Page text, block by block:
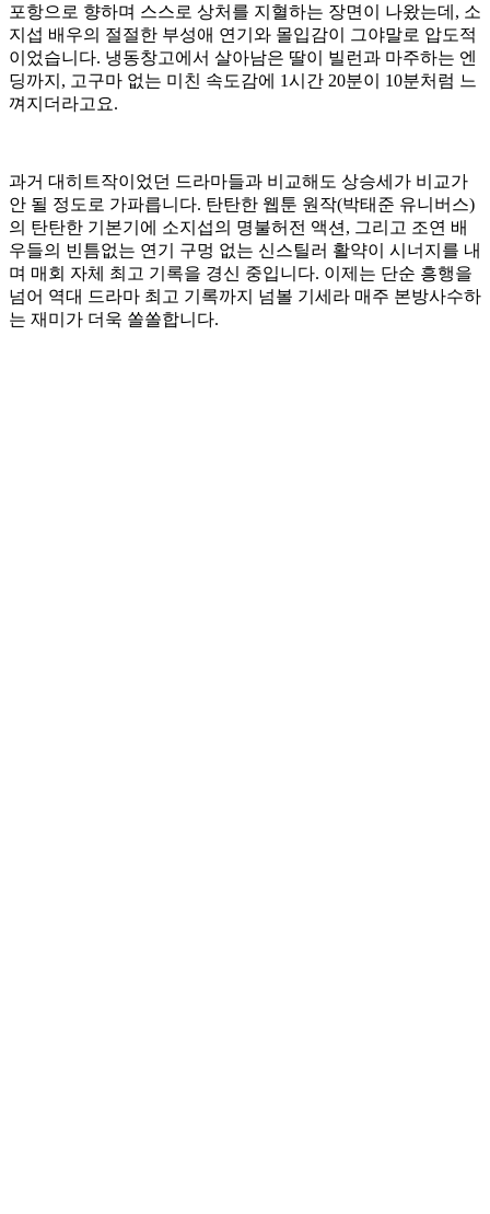
포항으로 향하며 스스로 상처를 지혈하는 장면이 나왔는데, 소
지섭 배우의 절절한 부성애 연기와 몰입감이 그야말로 압도적
이었습니다. 냉동창고에서 살아남은 딸이 빌런과 마주하는 엔
딩까지, 고구마 없는 미친 속도감에 1시간 20분이 10분처럼 느
껴지더라고요.
과거 대히트작이었던 드라마들과 비교해도 상승세가 비교가
안 될 정도로 가파릅니다. 탄탄한 웹툰 원작(박태준 유니버스)
의 탄탄한 기본기에 소지섭의 명불허전 액션, 그리고 조연 배
우들의 빈틈없는 연기 구멍 없는 신스틸러 활약이 시너지를 내
며 매회 자체 최고 기록을 경신 중입니다. 이제는 단순 흥행을
넘어 역대 드라마 최고 기록까지 넘볼 기세라 매주 본방사수하
는 재미가 더욱 쏠쏠합니다.